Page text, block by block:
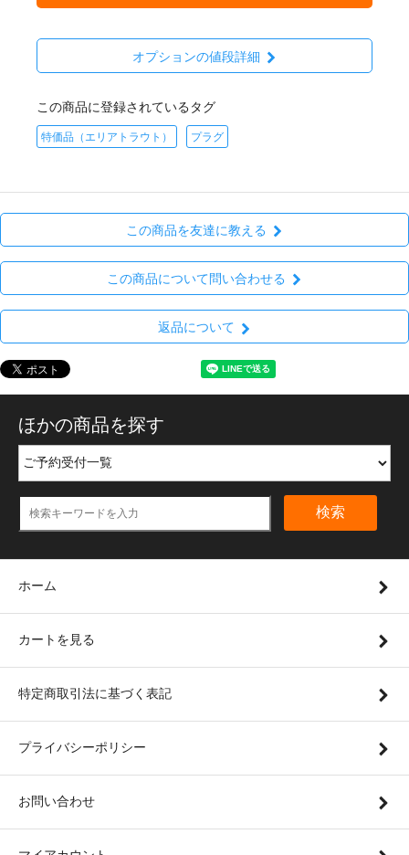
オプションの値段詳細
この商品に登録されているタグ
特価品（エリアトラウト） プラグ
この商品を友達に教える
この商品について問い合わせる
返品について
ほかの商品を探す
検索
ホーム
カートを見る
特定商取引法に基づく表記
プライバシーポリシー
お問い合わせ